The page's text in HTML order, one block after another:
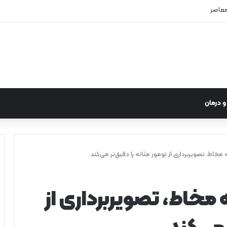
درمان
تصویربرداری از تومور مثانه را دقیق‌تر می‌کند
مخاط، تصویربرداری از